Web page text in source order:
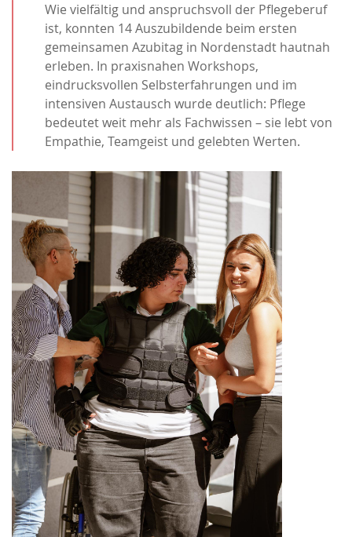
Wie vielfältig und anspruchsvoll der Pflegeberuf
ist, konnten 14 Auszubildende beim ersten
gemeinsamen Azubitag in Nordenstadt hautnah
erleben. In praxisnahen Workshops,
eindrucksvollen Selbsterfahrungen und im
intensiven Austausch wurde deutlich: Pflege
bedeutet weit mehr als Fachwissen – sie lebt von
Empathie, Teamgeist und gelebten Werten.